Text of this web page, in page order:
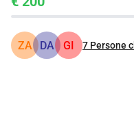
ZA DA GI 7 Persone